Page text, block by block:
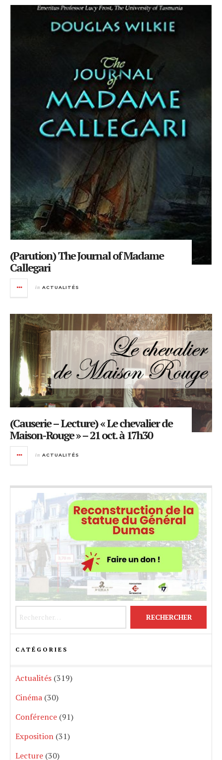
(Parution) The Journal of Madame
Callegari
in ACTUALITÉS
(Causerie – Lecture) « Le chevalier de
Maison-Rouge » – 21 oct. à 17h30
in ACTUALITÉS
CATÉGORIES
Actualités (319)
Cinéma (30)
Conférence (91)
Exposition (31)
Lecture (30)